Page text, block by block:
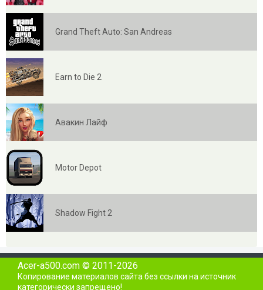
Grand Theft Auto: San Andreas
Earn to Die 2
Авакин Лайф
Motor Depot
Shadow Fight 2
Acer-a500.com © 2011-2026
Копирование материалов сайта без ссылки на источник
категорически запрещено!